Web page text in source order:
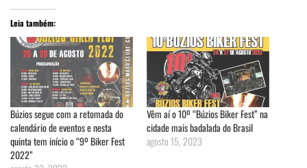
Leia também:
Búzios segue com a retomada do
calendário de eventos e nesta
quinta tem início o “9º Biker Fest
2022”
Vêm aí o 10º “Búzios Biker Fest” na
cidade mais badalada do Brasil
agosto 15, 2023